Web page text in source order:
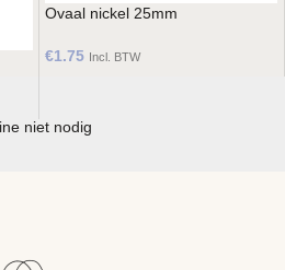
Ovaal nickel 25mm
€1.75 Incl. BTW
niet nodig